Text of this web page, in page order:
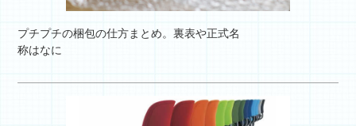
プチプチの梱包の仕方まとめ。裏表や正式名
称はなに